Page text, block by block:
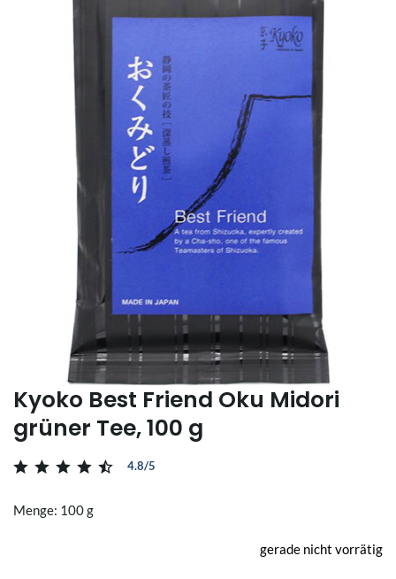
Kyoko Best Friend Oku Midori
grüner Tee, 100 g
4.8/5
Menge: 100 g
gerade nicht vorrätig